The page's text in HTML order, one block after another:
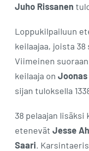
Juho Rissanen
Loppukilpailuun
keilaajaa, joista
Viimeinen
keilaaja on
sijan tuloksella
38 pelaajan
etenevät Jesse
Saari.